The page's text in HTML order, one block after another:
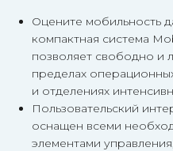
Оцените мобильность
компактная система
позволяет свободно и
пределах
и отделениях
Пользовательский
оснащен всеми
элементами